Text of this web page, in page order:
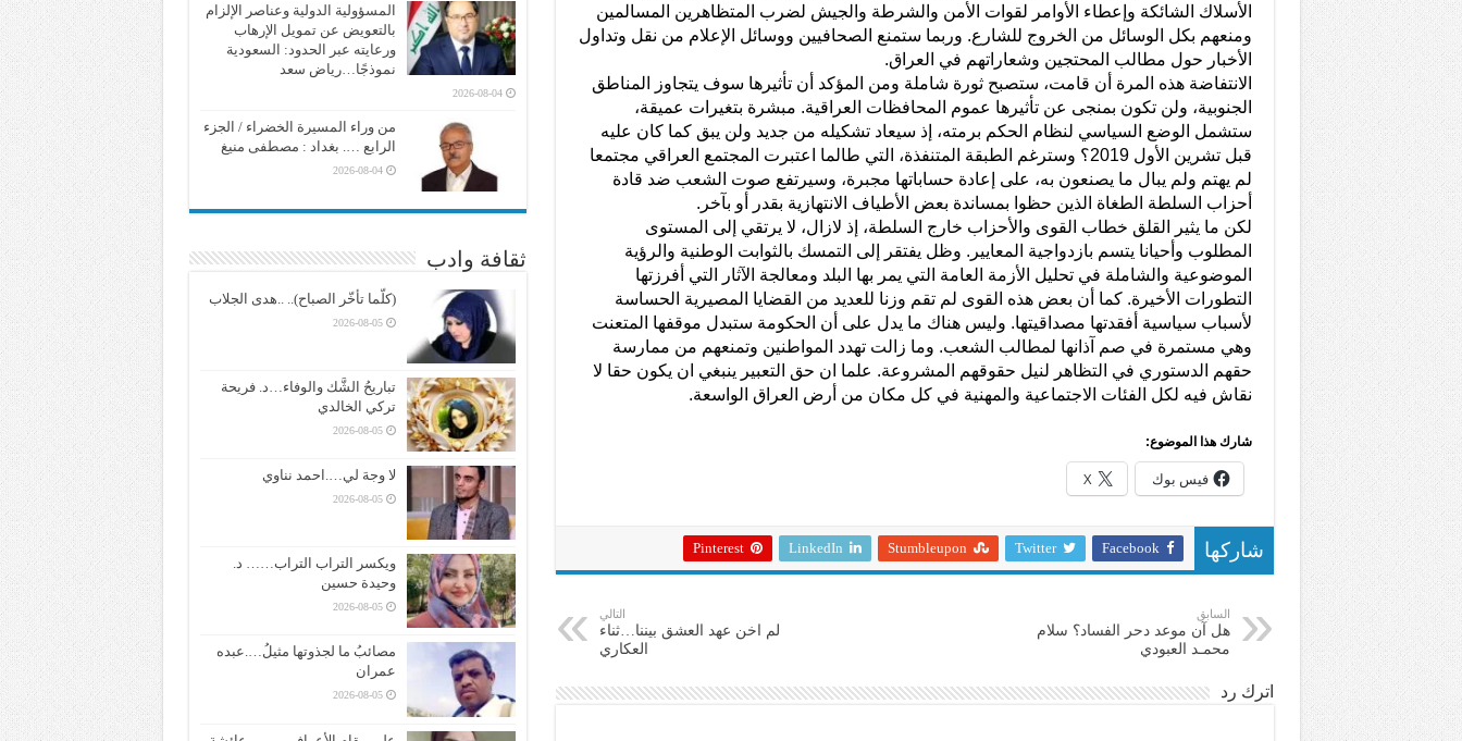
الأسلاك الشائكة وإعطاء الأوامر لقوات الأمن والشرطة والجيش لضرب المتظاهرين المسالمين
ومنعهم بكل الوسائل من الخروج للشارع. وربما ستمنع الصحافيين ووسائل الإعلام من نقل وتداول
الأخبار حول مطالب المحتجين وشعاراتهم في العراق.
الانتفاضة هذه المرة أن قامت، ستصبح ثورة شاملة ومن المؤكد أن تأثيرها سوف يتجاوز المناطق
الجنوبية، ولن تكون بمنجى عن تأثيرها عموم المحافظات العراقية. مبشرة بتغيرات عميقة،
ستشمل الوضع السياسي لنظام الحكم برمته، إذ سيعاد تشكيله من جديد ولن يبق كما كان عليه
قبل تشرين الأول 2019؟ وسترغم الطبقة المتنفذة، التي طالما اعتبرت المجتمع العراقي مجتمعا
لم يهتم ولم يبال ما يصنعون به، على إعادة حساباتها مجبرة، وسيرتفع صوت الشعب ضد قادة
أحزاب السلطة الطغاة الذين حظوا بمساندة بعض الأطياف الانتهازية بقدر أو بآخر.
لكن ما يثير القلق خطاب القوى والأحزاب خارج السلطة، إذ لازال، لا يرتقي إلى المستوى
المطلوب وأحيانا يتسم بازدواجية المعايير. وظل يفتقر إلى التمسك بالثوابت الوطنية والرؤية
الموضوعية والشاملة في تحليل الأزمة العامة التي يمر بها البلد ومعالجة الآثار التي أفرزتها
التطورات الأخيرة. كما أن بعض هذه القوى لم تقم وزنا للعديد من القضايا المصيرية الحساسة
لأسباب سياسية أفقدتها مصداقيتها. وليس هناك ما يدل على أن الحكومة ستبدل موقفها المتعنت
وهي مستمرة في صم آذانها لمطالب الشعب. وما زالت تهدد المواطنين وتمنعهم من ممارسة
حقهم الدستوري في التظاهر لنيل حقوقهم المشروعة. علما ان حق التعبير ينبغي ان يكون حقا لا
نقاش فيه لكل الفئات الاجتماعية والمهنية في كل مكان من أرض العراق الواسعة.
شارك هذا الموضوع:
فيس بوك X
شاركها Facebook
Twitter
Stumbleupon
LinkedIn
Pinterest
السابق
هل آن موعد دحر الفساد؟ سلام
محمـد العبودي
التالي
لم اخن عهد العشق بيننا…ثناء
العكاري
اترك رد
المسؤولية الدولية وعناصر الإلزام
بالتعويض عن تمويل الإرهاب
ورعايته عبر الحدود: السعودية
نموذجًا…رياض سعد
2026-08-04
من وراء المسيرة الخضراء / الجزء
الرابع …. بغداد : مصطفى منيغ
2026-08-04
ثقافة وادب
(كلّما تأخّر الصباح).. ..هدى الجلاب
2026-08-05
تباريحُ الشَّك والوفاء…د. فريحة
تركي الخالدي
2026-08-05
لا وجهَ لي….احمد نناوي
2026-08-05
ويكسر التراب التراب…… د.
وحيدة حسين
2026-08-05
مصائبُ ما لجذوتها مثيلُ….عبده
عمران
2026-08-05